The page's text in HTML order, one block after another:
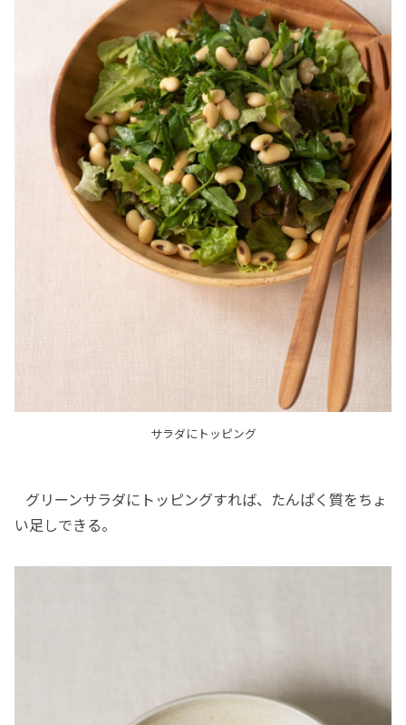
サラダにトッピング
グリーンサラダにトッピングすれば、たんぱく質をちょ
い足しできる。